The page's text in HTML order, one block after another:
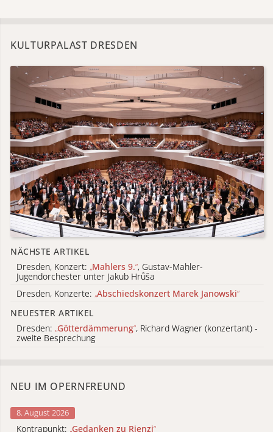
KULTURPALAST DRESDEN
NÄCHSTE ARTIKEL
Dresden, Konzert: „Mahlers 9.“, Gustav-Mahler-
Jugendorchester unter Jakub Hrůša
Dresden, Konzerte: „Abschiedskonzert Marek Janowski“
NEUESTER ARTIKEL
Dresden: „Götterdämmerung“, Richard Wagner (konzertant) -
zweite Besprechung
NEU IM OPERNFREUND
8. August 2026
Kontrapunkt: „Gedanken zu Rienzi“